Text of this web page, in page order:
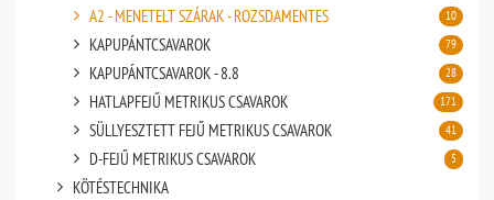
A2 - MENETELT SZÁRAK - ROZSDAMENTES 10
KAPUPÁNTCSAVAROK 79
KAPUPÁNTCSAVAROK - 8.8 28
HATLAPFEJŰ METRIKUS CSAVAROK 171
SÜLLYESZTETT FEJŰ METRIKUS CSAVAROK 41
D-FEJŰ METRIKUS CSAVAROK 5
KÖTÉSTECHNIKA